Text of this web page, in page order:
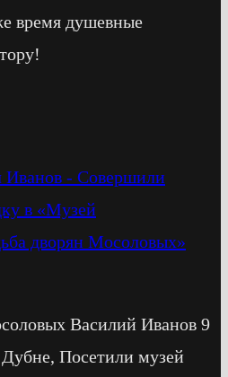
время душевные
Иванов - Cовершили
в «Музей
дворян Мосоловых»
Василий Иванов 9
Посетили музей